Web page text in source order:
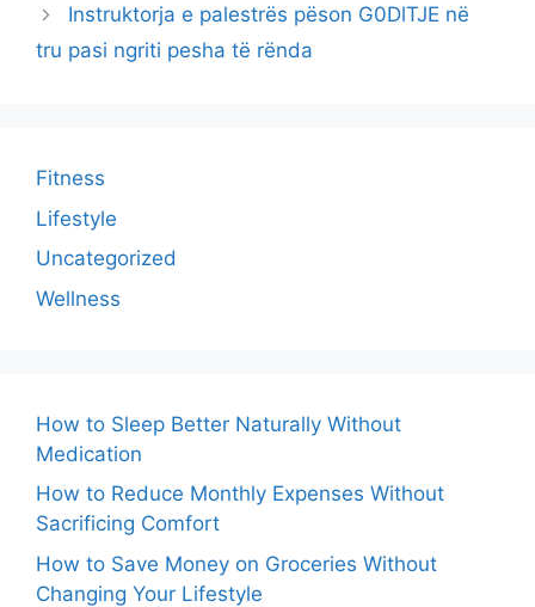
Instruktorja e palestrës pëson G0DlTJE në
tru pasi ngriti pesha të rënda
Fitness
Lifestyle
Uncategorized
Wellness
How to Sleep Better Naturally Without
Medication
How to Reduce Monthly Expenses Without
Sacrificing Comfort
How to Save Money on Groceries Without
Changing Your Lifestyle